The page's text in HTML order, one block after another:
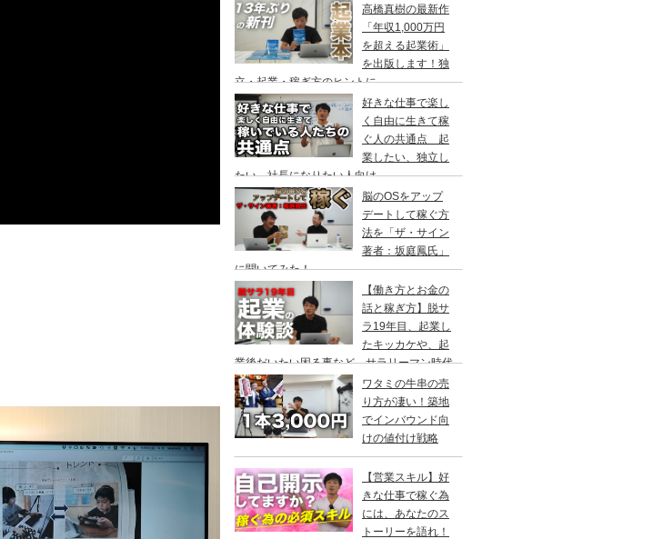
高橋真樹の最新作
「年収1,000万円
を超える起業術」
を出版します！独
立・起業・稼ぎ方のヒントに。
好きな仕事で楽し
く自由に生きて稼
ぐ人の共通点 起
業したい、独立し
たい、社長になりたい人向け
脳のOSをアップ
デートして稼ぐ方
法を「ザ・サイン
著者：坂庭鳳氏」
に聞いてみた！
【働き方とお金の
話と稼ぎ方】脱サ
ラ19年目、起業し
たキッカケや、起
業後だいたい困る事など、サラリーマン時代
から独立するまでの、ビジネススキルや働き
方やお金の話、稼ぎ方などについて僕の体験
談
ワタミの牛串の売
り方が凄い！築地
でインバウンド向
けの値付け戦略
【営業スキル】好
きな仕事で稼ぐ為
には、あなたのス
トーリーを語れ！